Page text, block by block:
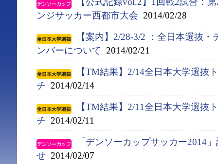
ンジサッカー西都市大会 2014/02/28
【案内】2/28-3/2 ：全日本選抜
ンバーについて 2014/02/21
【TM結果】2/14全日本大学選抜
チ 2014/02/14
【TM結果】2/11全日本大学選抜
チ 2014/02/11
「デンソーカップサッカー2014
せ 2014/02/07